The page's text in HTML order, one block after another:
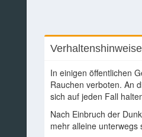
Verhaltenshinweise
In einigen öffentlichen
Rauchen verboten. An
sich auf jeden Fall
Nach Einbruch der
mehr alleine unterwegs